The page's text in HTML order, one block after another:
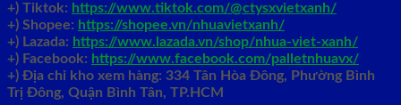
+) Tiktok: https://www.tiktok.com/@ctysxvietxanh/
+) Shopee: https://shopee.vn/nhuavietxanh/
+) Lazada: https://www.lazada.vn/shop/nhua-viet-xanh/
+) Facebook: https://www.facebook.com/palletnhuavx/
+) Địa chỉ kho xem hàng: 334 Tân Hòa Đông, Phường Bình
Trị Đông, Quận Bình Tân, TP.HCM